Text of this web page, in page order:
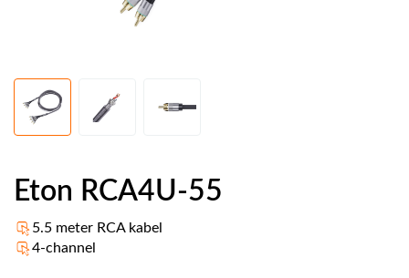
Eton RCA4U-55
5.5 meter RCA kabel
4-channel